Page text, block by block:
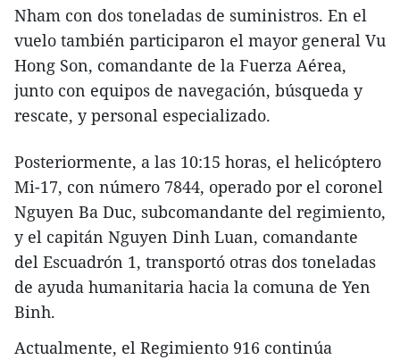
Nham con dos toneladas de suministros. En el
vuelo también participaron el mayor general Vu
Hong Son, comandante de la Fuerza Aérea,
junto con equipos de navegación, búsqueda y
rescate, y personal especializado.
Posteriormente, a las 10:15 horas, el helicóptero
Mi-17, con número 7844, operado por el coronel
Nguyen Ba Duc, subcomandante del regimiento,
y el capitán Nguyen Dinh Luan, comandante
del Escuadrón 1, transportó otras dos toneladas
de ayuda humanitaria hacia la comuna de Yen
Binh.
Actualmente, el Regimiento 916 continúa